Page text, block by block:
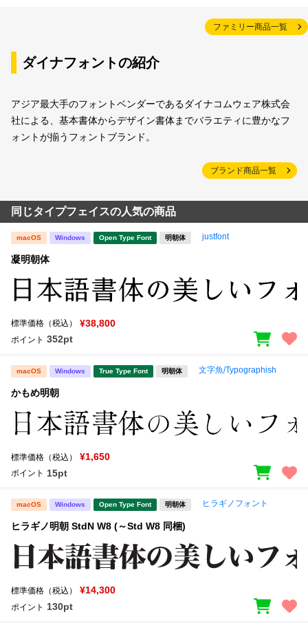
ファミリー商品一覧
ダイナフォントの紹介
アジア最大手のフォントベンダーであるダイナコムウェア株式会
社による、基本書体からデザイン書体までバラエティに豊かなフ
ォントが揃うフォントブランド。
ブランド商品一覧
同じタイプフェイスの人気の商品
macOS Windows Open Type Font 明朝体 justfont
凝明朝体
標準価格（税込） ¥38,800
ポイント 352pt
macOS Windows True Type Font 明朝体 文字魚/Typographish
かもめ明朝
標準価格（税込） ¥1,650
ポイント 15pt
macOS Windows Open Type Font 明朝体 ヒラギノフォント
ヒラギノ明朝 StdN W8 (～Std W8 同梱)
標準価格（税込） ¥14,300
ポイント 130pt